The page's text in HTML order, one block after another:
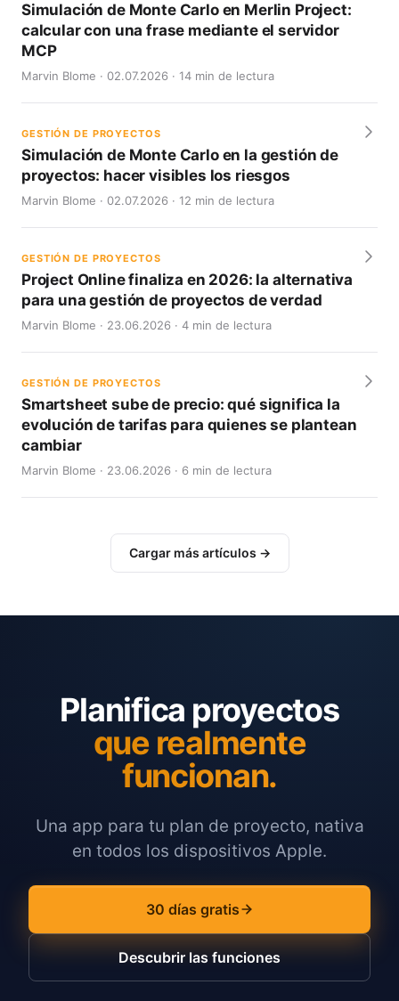
Simulación de Monte Carlo en Merlin Project:
calcular con una frase mediante el servidor
MCP
Marvin Blome · 02.07.2026 · 14 min de lectura
GESTIÓN DE PROYECTOS
Simulación de Monte Carlo en la gestión de
proyectos: hacer visibles los riesgos
Marvin Blome · 02.07.2026 · 12 min de lectura
GESTIÓN DE PROYECTOS
Project Online finaliza en 2026: la alternativa
para una gestión de proyectos de verdad
Marvin Blome · 23.06.2026 · 4 min de lectura
GESTIÓN DE PROYECTOS
Smartsheet sube de precio: qué significa la
evolución de tarifas para quienes se plantean
cambiar
Marvin Blome · 23.06.2026 · 6 min de lectura
Cargar más artículos →
Planifica proyectos
que realmente
funcionan.
Una app para tu plan de proyecto, nativa
en todos los dispositivos Apple.
30 días gratis
Descubrir las funciones